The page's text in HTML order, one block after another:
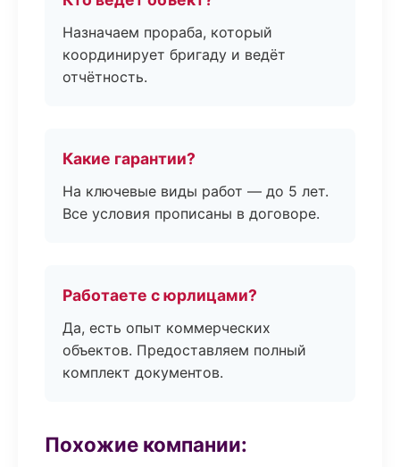
Назначаем прораба, который
координирует бригаду и ведёт
отчётность.
Какие гарантии?
На ключевые виды работ — до 5 лет.
Все условия прописаны в договоре.
Работаете с юрлицами?
Да, есть опыт коммерческих
объектов. Предоставляем полный
комплект документов.
Похожие компании: